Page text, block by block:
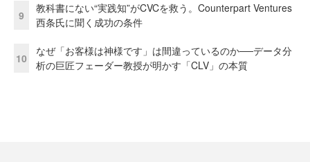
9
教科書にない“実践知”がCVCを救う。Counterpart Ventures
西条氏に聞く成功の条件
10
なぜ「お客様は神様です」は間違っているのか──データ分
析の巨匠フェーダー教授が明かす「CLV」の本質